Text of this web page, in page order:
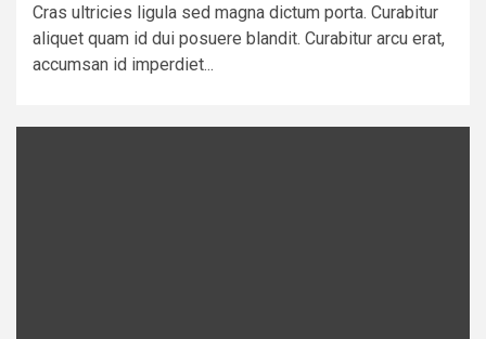
Cras ultricies ligula sed magna dictum porta. Curabitur
aliquet quam id dui posuere blandit. Curabitur arcu erat,
accumsan id imperdiet...